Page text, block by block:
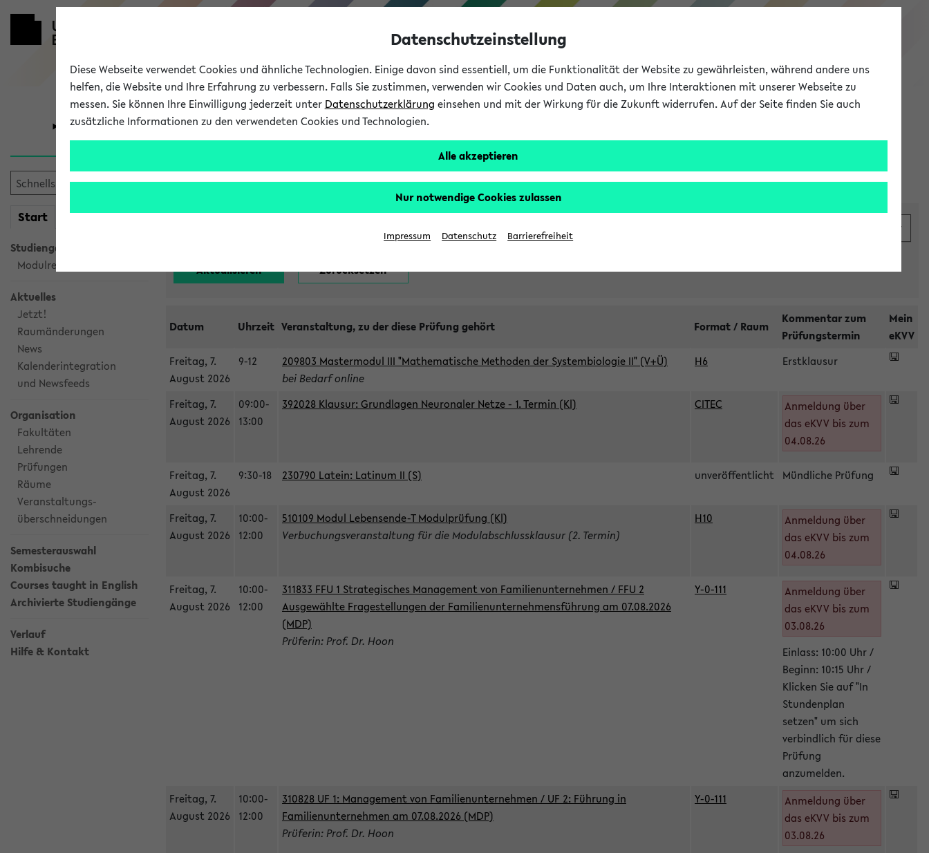
eKVV
Universität Forschung Studium
Start meineKVV
Studiengangsauswahl
Modulrecherche
Aktuelles
Jetzt!
Raumänderungen
News
Kalenderintegration
und Newsfeeds
Organisation
Fakultäten
Lehrende
Prüfungen
Räume
Veranstaltungs-
überschneidungen
Semesterauswahl
Kombisuche
Courses taught in English
Archivierte Studiengänge
Verlauf
Hilfe & Kontakt
Alle noch stattfindenden Prüfungen
Datum Uhrzeit Veranstaltung, zu der diese Prüfung gehört Format / Raum
Kommentar zum
Prüfungstermin
Mein
eKVV
Freitag, 7.
August 2026
9-12
209803 Mastermodul III "Mathematische Methoden der Systembiologie II" (V+Ü)
bei Bedarf online
H6 Erstklausur
Freitag, 7.
August 2026
09:00-
13:00
392028 Klausur: Grundlagen Neuronaler Netze - 1. Termin (Kl) CITEC
Anmeldung über
das eKVV bis zum
04.08.26
Freitag, 7.
August 2026
9:30-18 230790 Latein: Latinum II (S) unveröffentlicht Mündliche Prüfung
Freitag, 7.
August 2026
10:00-
12:00
510109 Modul Lebensende-T Modulprüfung (Kl)
Verbuchungsveranstaltung für die Modulabschlussklausur (2. Termin)
H10
Anmeldung über
das eKVV bis zum
04.08.26
Freitag, 7.
August 2026
10:00-
12:00
311833 FFU 1 Strategisches Management von Familienunternehmen / FFU 2
Ausgewählte Fragestellungen der Familienunternehmensführung am 07.08.2026
(MDP)
Prüferin: Prof. Dr. Hoon
Y-0-111
Anmeldung über
das eKVV bis zum
03.08.26
Einlass: 10:00 Uhr /
Beginn: 10:15 Uhr /
Klicken Sie auf "In
Stundenplan
setzen" um sich
verbindlich für diese
Prüfung
anzumelden.
Freitag, 7.
August 2026
10:00-
12:00
310828 UF 1: Management von Familienunternehmen / UF 2: Führung in
Familienunternehmen am 07.08.2026 (MDP)
Prüferin: Prof. Dr. Hoon
Y-0-111
Anmeldung über
das eKVV bis zum
03.08.26
Datenschutzeinstellung
Diese Webseite verwendet Cookies und ähnliche Technologien. Einige davon sind essentiell, um die Funktionalität der Website zu gewährleisten, während andere uns
helfen, die Website und Ihre Erfahrung zu verbessern. Falls Sie zustimmen, verwenden wir Cookies und Daten auch, um Ihre Interaktionen mit unserer Webseite zu
messen. Sie können Ihre Einwilligung jederzeit unter Datenschutzerklärung einsehen und mit der Wirkung für die Zukunft widerrufen. Auf der Seite finden Sie auch
zusätzliche Informationen zu den verwendeten Cookies und Technologien.
Alle akzeptieren
Nur notwendige Cookies zulassen
Impressum Datenschutz Barrierefreiheit